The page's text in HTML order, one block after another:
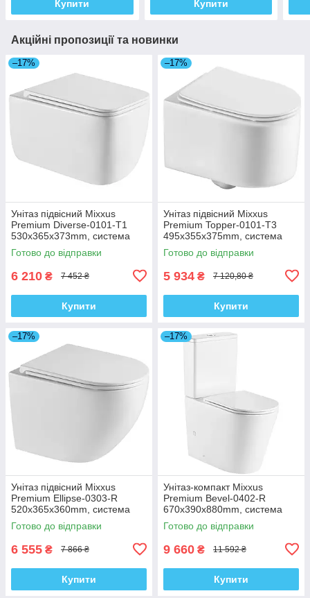
Купити Купити
Акційні пропозиції та новинки
–17%
Унітаз підвісний Mixxus
Premium Diverse-0101-T1
530x365x373mm, система
змиву Tornado 1.0 (MP6477)
Готово до відправки
6 210 ₴ 7 452 ₴
Купити
–17%
Унітаз підвісний Mixxus
Premium Topper-0101-T3
495x355x375mm, система
змиву Tornado 1.0 (MP6476)
Готово до відправки
5 934 ₴ 7 120,80 ₴
Купити
–17%
Унітаз підвісний Mixxus
Premium Ellipse-0303-R
520x365x360mm, система
змиву Rimless (MP6463)
Готово до відправки
6 555 ₴ 7 866 ₴
Купити
–17%
Унітаз-компакт Mixxus
Premium Bevel-0402-R
670x390x880mm, система
змиву RIMLESS (MP6474)
Готово до відправки
9 660 ₴ 11 592 ₴
Купити